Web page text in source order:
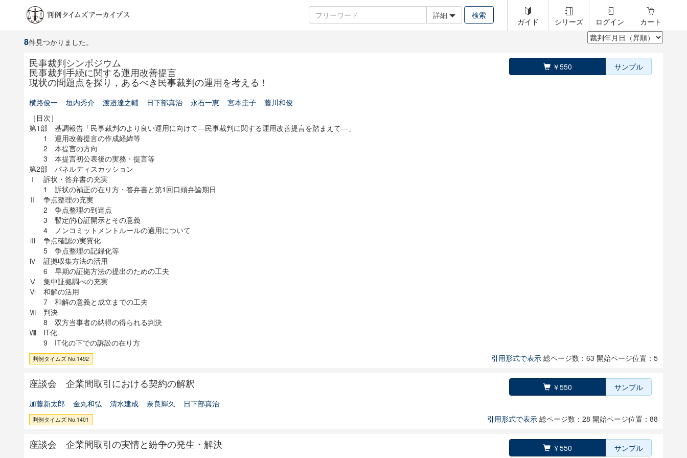
詳細
ガイド シリーズ ログイン カート
8件見つかりました。
民事裁判シンポジウム
民事裁判手続に関する運用改善提言
現状の問題点を探り，あるべき民事裁判の運用を考える！
￥550 サンプル
横路俊一 垣内秀介 渡邉達之輔 日下部真治 永石一恵 宮本圭子
藤川和俊
［目次］
第1部 基調報告「民事裁判のより良い運用に向けて―民事裁判に関する運用改善提言を踏まえて―」
1 運用改善提言の作成経緯等
2 本提言の方向
3 本提言初公表後の実務・提言等
第2部 パネルディスカッション
Ⅰ 訴状・答弁書の充実
1 訴状の補正の在り方・答弁書と第1回口頭弁論期日
Ⅱ 争点整理の充実
2 争点整理の到達点
3 暫定的心証開示とその意義
4 ノンコミットメントルールの適用について
Ⅲ 争点確認の実質化
5 争点整理の記録化等
Ⅳ 証拠収集方法の活用
6 早期の証拠方法の提出のための工夫
Ⅴ 集中証拠調べの充実
Ⅵ 和解の活用
7 和解の意義と成立までの工夫
Ⅶ 判決
8 双方当事者の納得の得られる判決
Ⅷ IT化
9 IT化の下での訴訟の在り方
判例タイムズ No.1492 引用形式で表示 総ページ数：63 開始ページ位置：5
座談会 企業間取引における契約の解釈 ￥550
サンプル
加藤新太郎
金丸和弘 清水建成 奈良輝久 日下部真治
判例タイムズ No.1401 引用形式で表示 総ページ数：28 開始ページ位置：88
座談会 企業間取引の実情と紛争の発生・解決 ￥550
サンプル